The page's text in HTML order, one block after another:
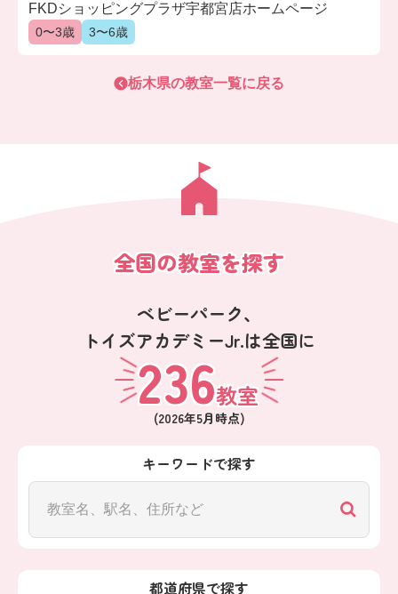
FKDショッピングプラザ宇都宮店ホームページ
0〜3歳 3〜6歳
栃木県の教室一覧に戻る
全国の教室を探す
ベビーパーク、
トイズアカデミーJr.は全国に
236教室
(2026年5月 時点)
キーワードで探す
都道府県で探す